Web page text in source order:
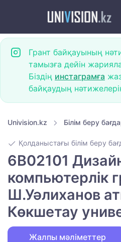
Грант байқауының
тамызға дейін
Біздің инстаграмға
байқаудың
Univision.kz Білім беру
Қолданыстағы білім беру
6B02101
компьютерлік
Ш.Уәлиханов
Көкшетау
Жалпы мәліметтер